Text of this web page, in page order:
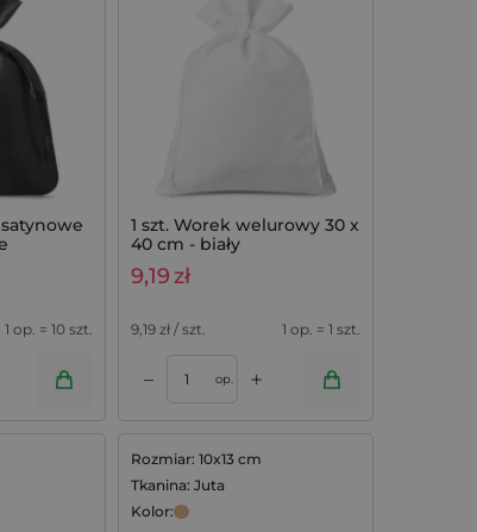
1 op. = 10 szt.
1 szt. Worek welurowy 30 x
40 cm - biały
9,19zł
9,19 zł / szt. 1 op. = 1 szt.
– op. +
Rozmiar: 10x13 cm
Tkanina: Juta
Kolor: